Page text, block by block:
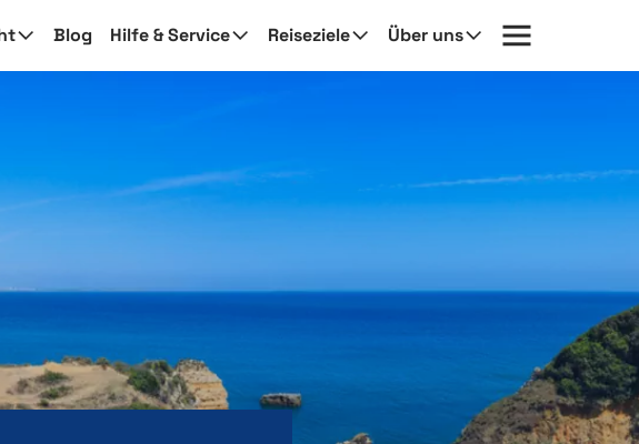
Blog Hilfe & Service Reiseziele Über uns